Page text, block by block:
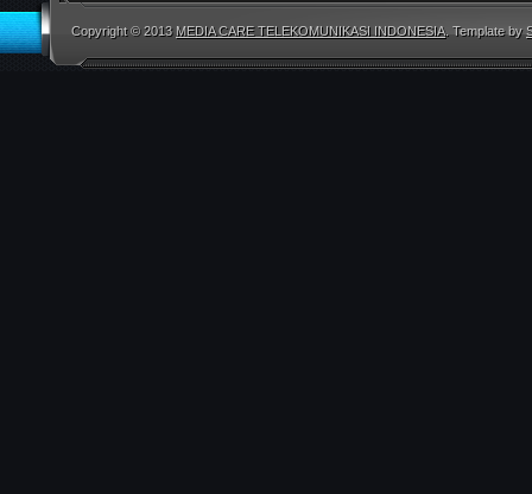
Copyright © 2013 MEDIA CARE TELEKOMUNIKASI INDONESIA. Template by